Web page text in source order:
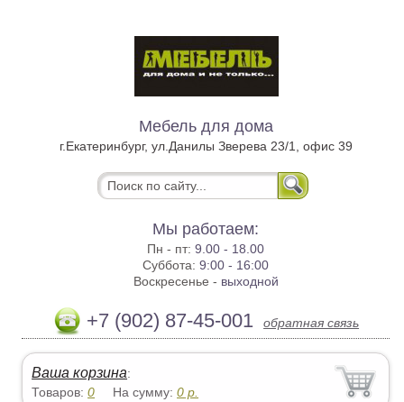
Мебель для дома
г.Екатеринбург, ул.Данилы Зверева 23/1, офис 39
Мы работаем:
Пн - пт:9.00 - 18.00
Суббота:9:00 - 16:00
Воскресенье - выходной
+7 (902) 87-45-001 обратная связь
Ваша корзина:
Товаров:0 На сумму:0 р.